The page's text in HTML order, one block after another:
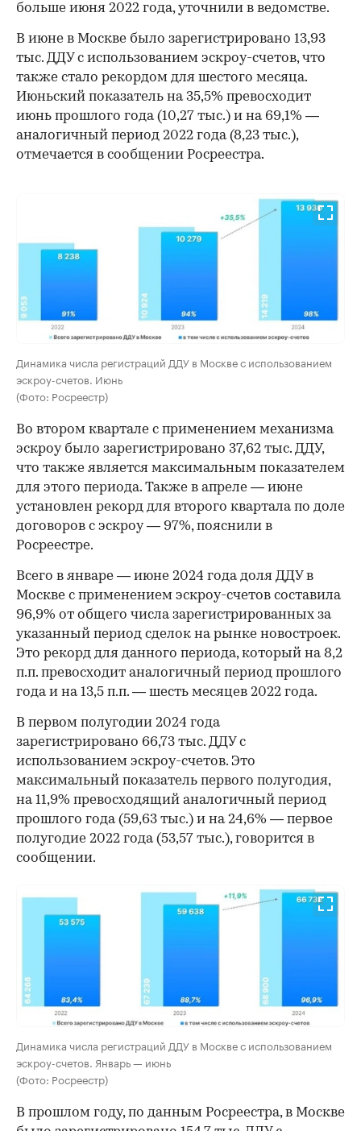
больше июня 2022 года, уточнили в ведомстве.
В июне в Москве было зарегистрировано 13,93
тыс. ДДУ с использованием эскроу-счетов, что
также стало рекордом для шестого месяца.
Июньский показатель на 35,5% превосходит
июнь прошлого года (10,27 тыс.) и на 69,1% —
аналогичный период 2022 года (8,23 тыс.),
отмечается в сообщении Росреестра.
00:00 / 00:00
Динамика числа регистраций ДДУ в Москве с использованием
эскроу-счетов. Июнь
(Фото: Росреестр)
Во втором квартале с применением механизма
эскроу было зарегистрировано 37,62 тыс. ДДУ,
что также является максимальным показателем
для этого периода. Также в апреле — июне
установлен рекорд для второго квартала по доле
договоров с эскроу — 97%, пояснили в
Росреестре.
Всего в январе — июне 2024 года доля ДДУ в
Москве с применением эскроу-счетов составила
96,9% от общего числа зарегистрированных за
указанный период сделок на рынке новостроек.
Это рекорд для данного периода, который на 8,2
п.п. превосходит аналогичный период прошлого
года и на 13,5 п.п. — шесть месяцев 2022 года.
В первом полугодии 2024 года
зарегистрировано 66,73 тыс. ДДУ с
использованием эскроу-счетов. Это
максимальный показатель первого полугодия,
на 11,9% превосходящий аналогичный период
прошлого года (59,63 тыс.) и на 24,6% — первое
полугодие 2022 года (53,57 тыс.), говорится в
сообщении.
Динамика числа регистраций ДДУ в Москве с использованием
эскроу-счетов. Январь — июнь
(Фото: Росреестр)
В прошлом году, по данным Росреестра, в Москве